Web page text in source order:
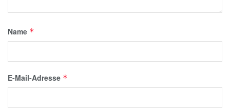
Name *
E-Mail-Adresse *